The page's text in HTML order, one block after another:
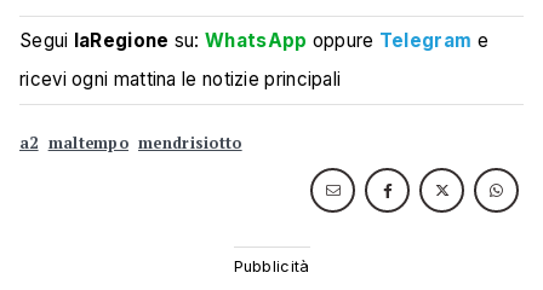
Segui laRegione su:WhatsApp oppure Telegram e
ricevi ogni mattina le notizie principali
a2 maltempo mendrisiotto